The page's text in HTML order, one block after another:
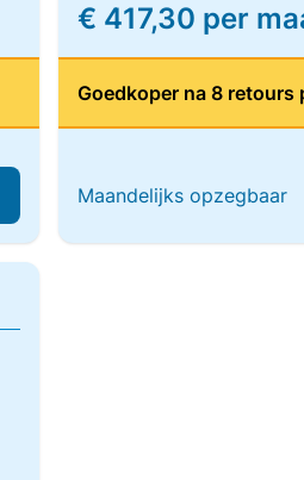
€ 417,30 per
Goedkoper na 8 retours
Maandelijks opzegbaar